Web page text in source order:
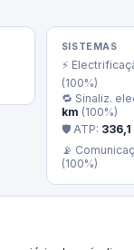
SISTEMAS
⚡
(100%)
🔁 Sinaliz.
km (100%)
🛡 ATP: 336,1
📡
(100%)